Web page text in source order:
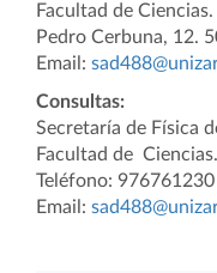
Facultad de Ciencias.
Pedro Cerbuna, 12.
Email:
Consultas:
Secretaría de Física
Facultad de
Teléfono:
Email: